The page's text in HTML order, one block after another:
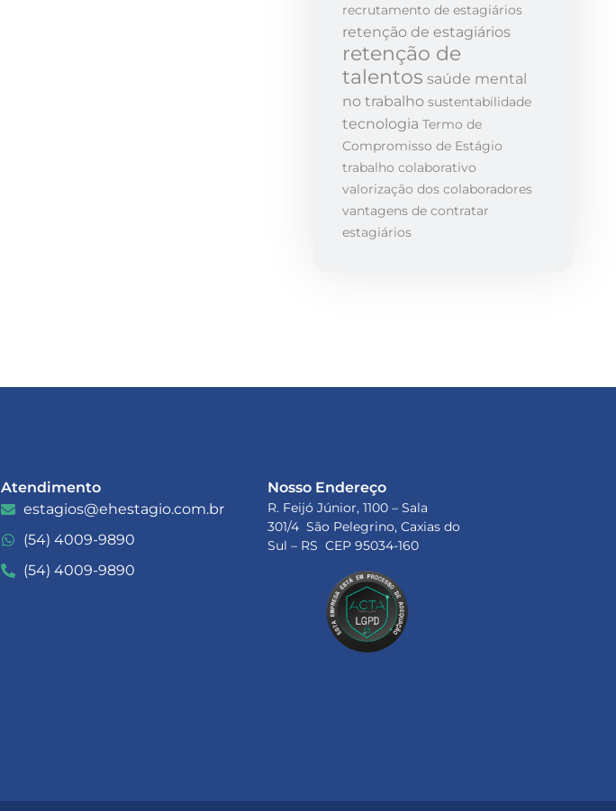
recrutamento de estagiários
retenção de estagiários
retenção de
talentos saúde mental
no trabalho sustentabilidade
tecnologia Termo de
Compromisso de Estágio
trabalho colaborativo
valorização dos colaboradores
vantagens de contratar
estagiários
Atendimento
estagios@ehestagio.com.br
(54) 4009-9890
(54) 4009-9890
Nosso Endereço
R. Feijó Júnior, 1100 – Sala
301/4 São Pelegrino, Caxias do
Sul – RS CEP 95034-160